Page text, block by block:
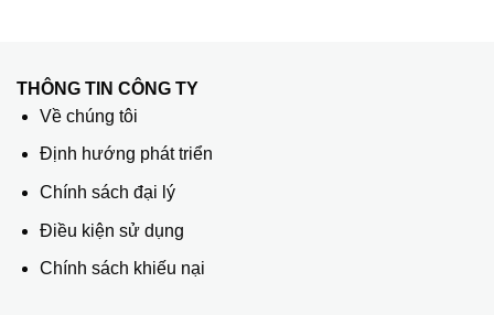
THÔNG TIN CÔNG TY
Về chúng tôi
Định hướng phát triển
Chính sách đại lý
Điều kiện sử dụng
Chính sách khiếu nại